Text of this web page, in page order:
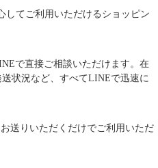
してご利用いただけるショッピン
で直接ご相談いただけます。在
状況など、すべてLINEで迅速に
送りいただくだけでご利用いただ